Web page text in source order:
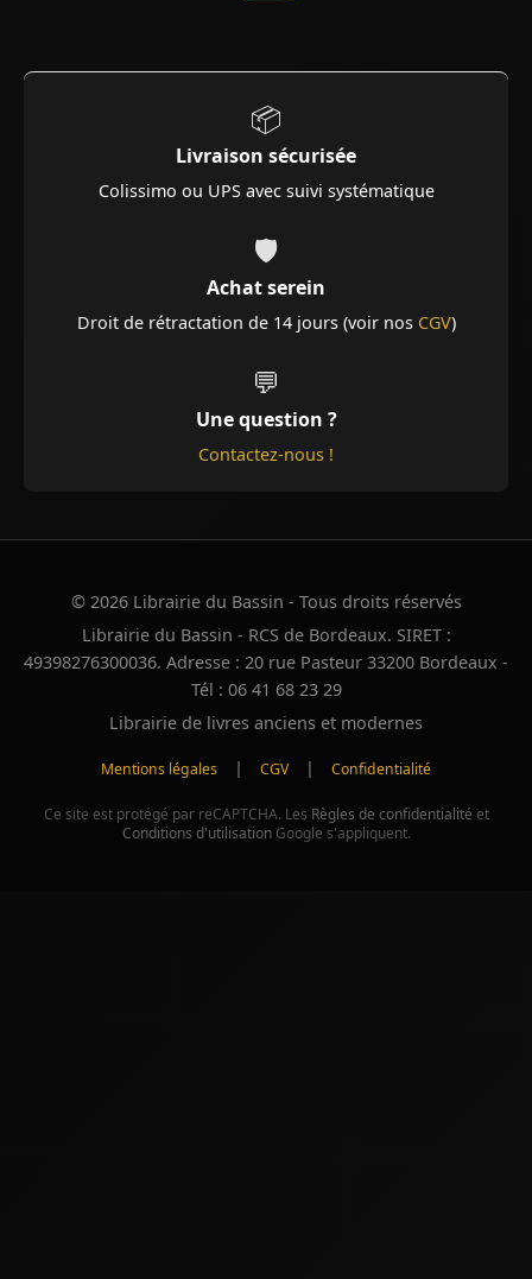
📦
Livraison sécurisée
Colissimo ou UPS avec suivi systématique
🛡️
Achat serein
Droit de rétractation de 14 jours (voir nos CGV)
💬
Une question ?
Contactez-nous !
© 2026 Librairie du Bassin - Tous droits réservés
Librairie du Bassin - RCS de Bordeaux. SIRET :
49398276300036. Adresse : 20 rue Pasteur 33200 Bordeaux -
Tél : 06 41 68 23 29
Librairie de livres anciens et modernes
Mentions légales | CGV | Confidentialité
Ce site est protégé par reCAPTCHA. Les Règles de confidentialité et
Conditions d'utilisationGoogle s'appliquent.